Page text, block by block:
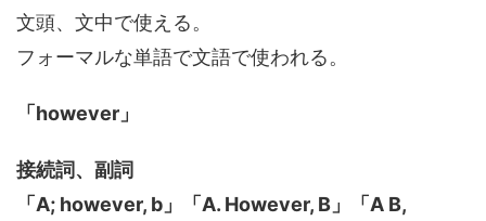
文頭、文中で使える。
フォーマルな単語で文語で使われる。
「however」
接続詞、副詞
「A; however, b」「A. However, B」「A B,